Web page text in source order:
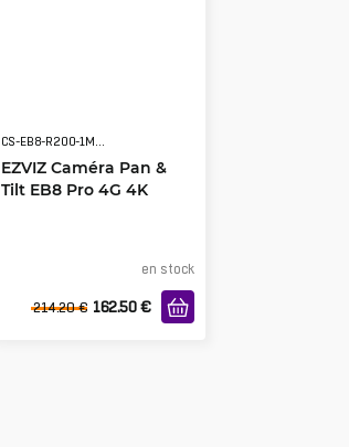
CS-EB8-R200-1M8W4GA
EZVIZ Caméra Pan &
Tilt EB8 Pro 4G 4K
en stock
214.20 € 162.50 €